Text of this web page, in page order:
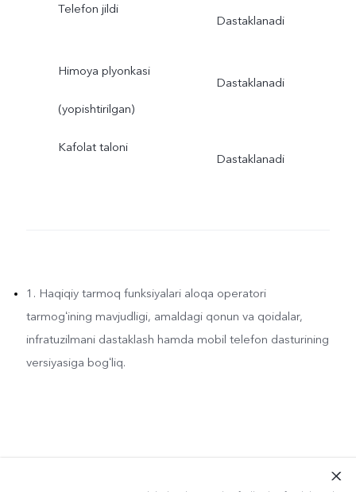
Telefon jildi
Dastaklanadi
Himoya plyonkasi
(yopishtirilgan)
Dastaklanadi
Kafolat taloni
Dastaklanadi
1. Haqiqiy tarmoq funksiyalari aloqa operatori
tarmogʻining mavjudligi, amaldagi qonun va qoidalar,
infratuzilmani dastaklash hamda mobil telefon dasturining
versiyasiga bogʻliq.